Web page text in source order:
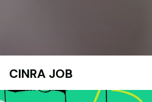
CINRA JOB